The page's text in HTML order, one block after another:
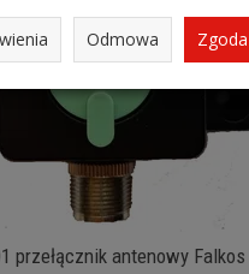
przełącznik antenowy Falkos
Odmowa Zgoda